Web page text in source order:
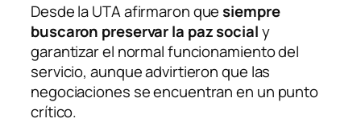
Desde la UTA afirmaron quesiempre
buscaron preservar la paz socialy
garantizar el normal funcionamiento del
servicio, aunque advirtieron que las
negociaciones se encuentran en un punto
crítico.